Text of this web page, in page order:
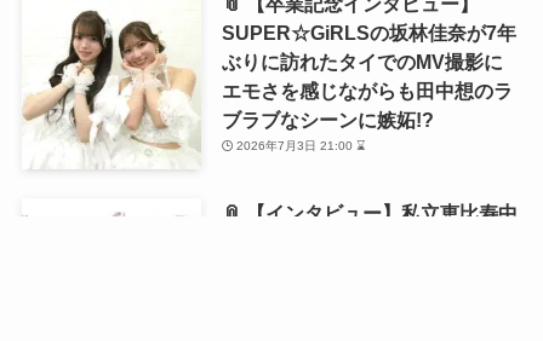
SUPER☆GiRLSの坂林佳奈が7年
ぶりに訪れたタイでのMV撮影に
エモさを感じながらも田中想のラ
ブラブなシーンに嫉妬!?
2026年7月3日 21:00 ⌛
📎 【インタビュー】私立恵比寿中